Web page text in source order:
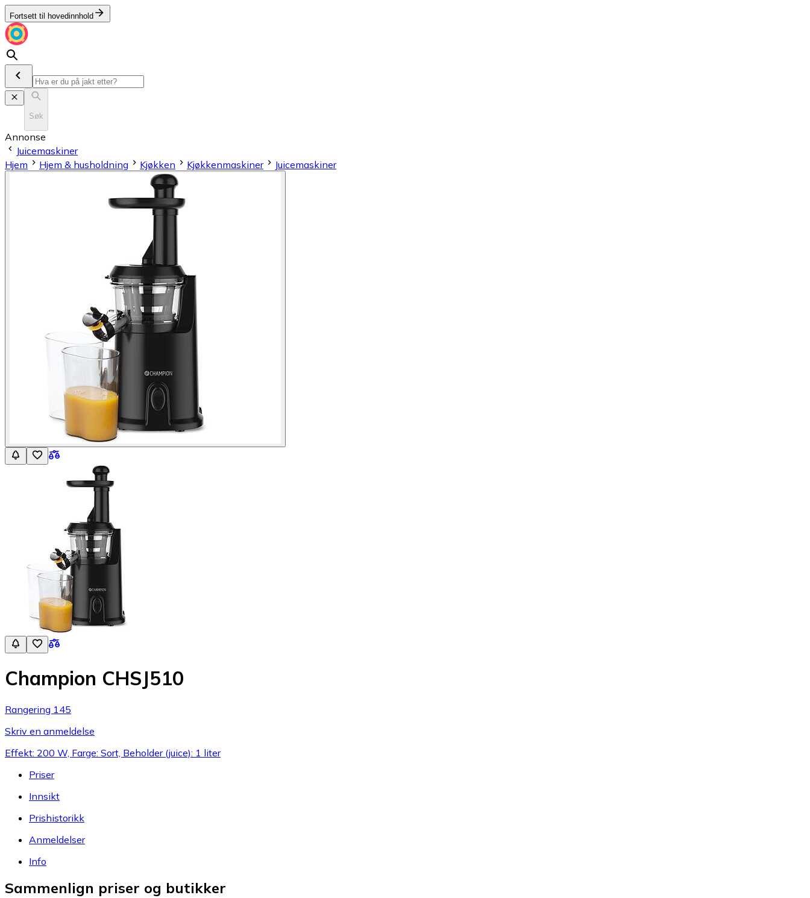
Fortsett til hovedinnhold
Søk
Annonse
Juicemaskiner
Hjem
Hjem & husholdning Kjøkken Kjøkkenmaskiner Juicemaskiner
Champion CHSJ510
Rangering 145
Skriv en anmeldelse
Effekt: 200 W, Farge: Sort, Beholder (juice): 1 liter
Priser
Innsikt
Prishistorikk
Anmeldelser
Info
Sammenlign priser og butikker